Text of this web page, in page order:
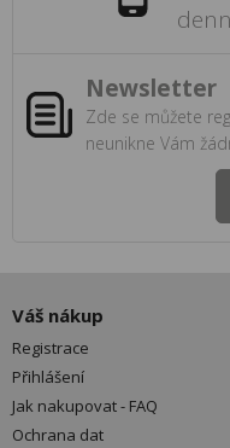
Newsletter
Zde se můžete
neunikne Vám
Váš nákup
Registrace
Přihlášení
Jak nakupovat - FAQ
Ochrana dat